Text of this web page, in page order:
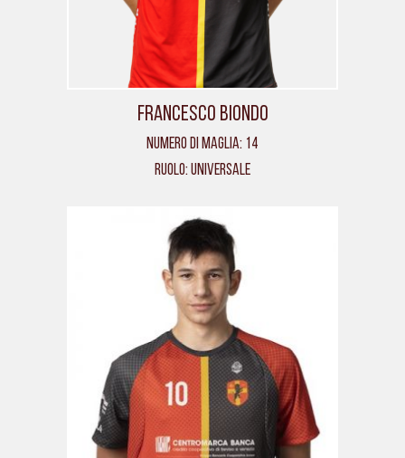
Francesco Biondo
Numero di maglia: 14
Ruolo: Universale